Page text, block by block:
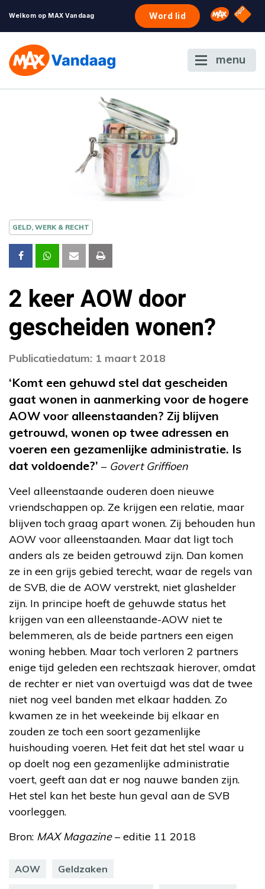
Welkom op MAX Vandaag Word lid Omroep
NPO
menu
GELD, WERK & RECHT
2 keer AOW door
gescheiden wonen?
Publicatiedatum: 1 maart 2018
‘Komt een gehuwd stel dat gescheiden
gaat wonen in aanmerking voor de hogere
AOW voor alleenstaanden? Zij blijven
getrouwd, wonen op twee adressen en
voeren een gezamenlijke administratie. Is
dat voldoende?’ – Govert Griffioen
Veel alleenstaande ouderen doen nieuwe
vriendschappen op. Ze krijgen een relatie, maar
blijven toch graag apart wonen. Zij behouden hun
AOW voor alleenstaanden. Maar dat ligt toch
anders als ze beiden getrouwd zijn. Dan komen
ze in een grijs gebied terecht, waar de regels van
de SVB, die de AOW verstrekt, niet glashelder
zijn. In principe hoeft de gehuwde status het
krijgen van een alleenstaande-AOW niet te
belemmeren, als de beide partners een eigen
woning hebben. Maar toch verloren 2 partners
enige tijd geleden een rechtszaak hierover, omdat
de rechter er niet van overtuigd was dat de twee
niet nog veel banden met elkaar hadden. Zo
kwamen ze in het weekeinde bij elkaar en
zouden ze toch een soort gezamenlijke
huishouding voeren. Het feit dat het stel waar u
op doelt nog een gezamenlijke administratie
voert, geeft aan dat er nog nauwe banden zijn.
Het stel kan het beste hun geval aan de SVB
voorleggen.
Bron: MAX Magazine– editie 11 2018
AOW Geldzaken